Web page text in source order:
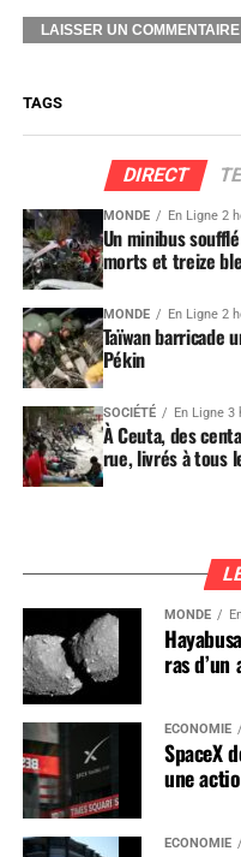
TAGS
DIRECT
MONDE En Ligne 2
Un minibus
morts et treize
MONDE En Ligne 2
Taïwan barricade
Pékin
SOCIÉTÉ En Ligne 3
À Ceuta, des
rue, livrés à tous
MONDE
ras
ÉCONOMIE
SpaceX
une
ÉCONOMIE